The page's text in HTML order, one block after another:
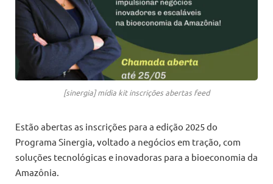
[sinergia] mídia kit inscrições abertas feed
Estão abertas as inscrições para a edição 2025 do
Programa Sinergia, voltado a negócios em tração, com
soluções tecnológicas e inovadoras para a bioeconomia da
Amazônia.